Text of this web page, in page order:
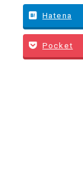
Hatena
Pocket